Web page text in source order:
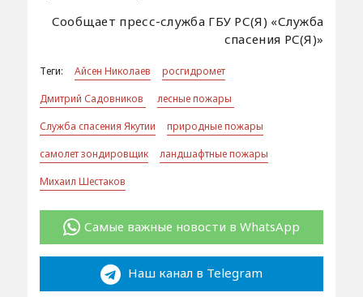
Сообщает пресс-служба ГБУ РС(Я) «Служба
спасения РС(Я)»
Теги: Айсен Николаев
росгидромет
Дмитрий Садовников
лесные пожары
Служба спасения Якутии
природные пожары
самолет зондировщик
ландшафтные пожары
Михаил Шестаков
Самые важные новости в WhatsApp
Наш канал в Telegram